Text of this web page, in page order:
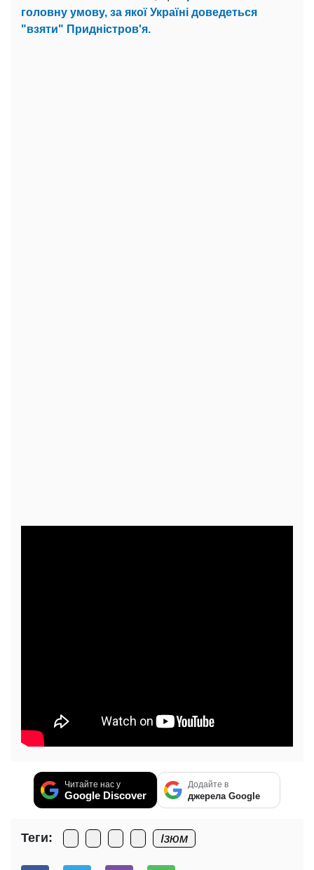
головну умову, за якої Україні доведеться
"взяти" Придністров'я.
Читайте нас у
Google Discover
Додайте в
джерела Google
Теги: Ізюм